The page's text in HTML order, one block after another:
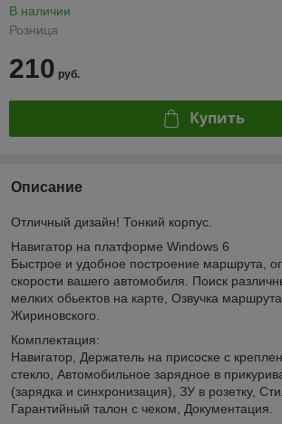
В наличии
Розница
210 руб.
Купить
Описание
Отличный дизайн! Тонкий корпус.
Навигатор на платформе Windows 6
Быстрое и удобное построение маршрута,
скорости вашего автомобиля. Поиск
мелких обьектов на карте, Озвучка
Жириновского.
Комплектация:
Навигатор, Держатель на присоске с
стекло, Автомобильное зарядное в
(зарядка и синхронизация), ЗУ в розетку,
Гарантийный талон с чеком, Документация.